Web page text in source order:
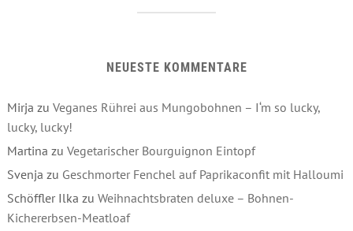
NEUESTE KOMMENTARE
Mirja zu Veganes Rührei aus Mungobohnen – I‘m so lucky,
lucky, lucky!
Martina zu Vegetarischer Bourguignon Eintopf
Svenja zu Geschmorter Fenchel auf Paprikaconfit mit Halloumi
Schöffler Ilka zu Weihnachtsbraten deluxe – Bohnen-
Kichererbsen-Meatloaf